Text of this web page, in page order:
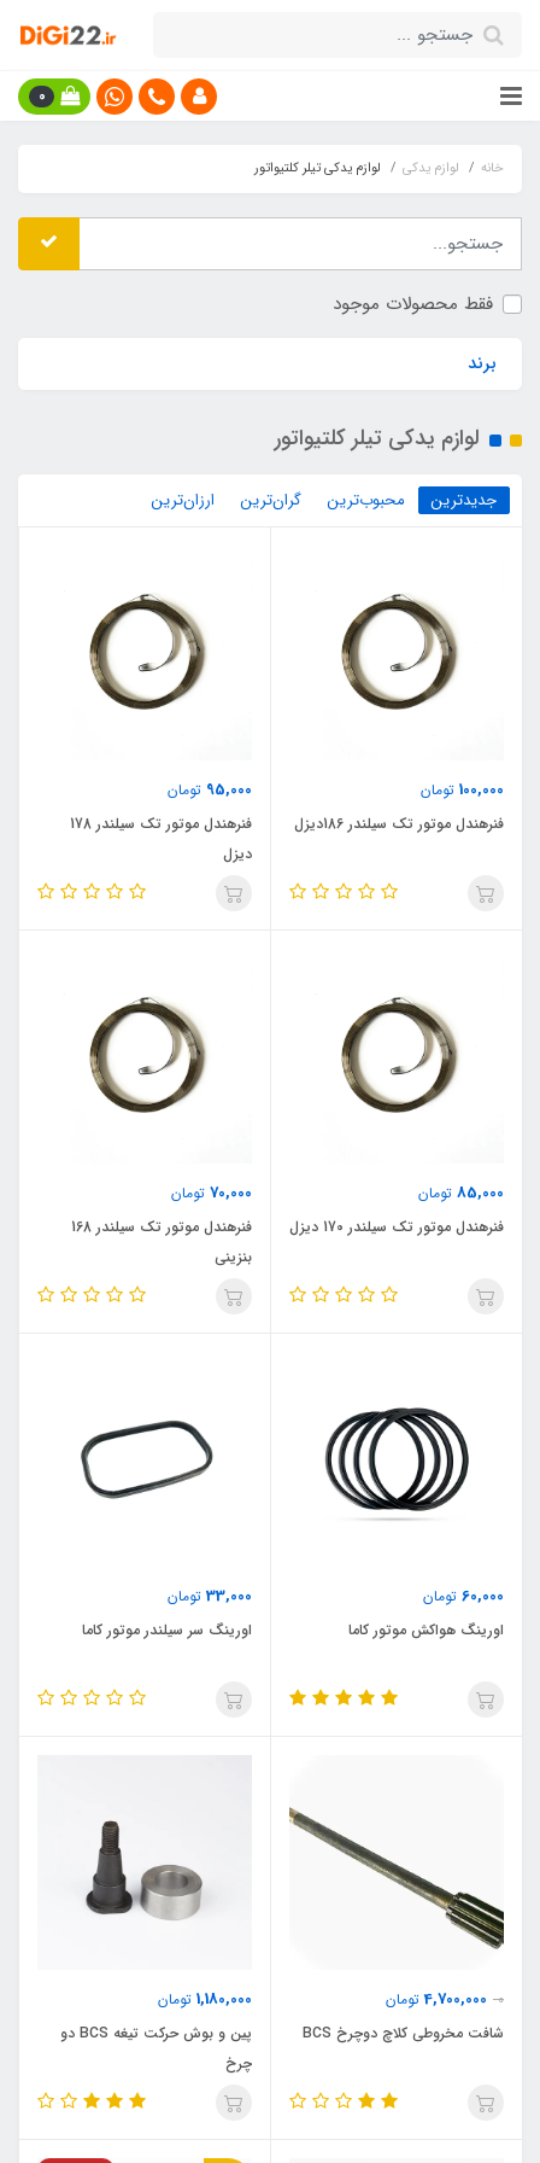
0
خانه لوازم یدکی لوازم یدکی تیلر کلتیواتور
فقط محصولات موجود
برند
لوازم یدکی تیلر کلتیواتور
جدیدترین محبوب‌ترین گران‌ترین ارزان‌ترین
100,000 تومان
فنرهندل موتور تک سیلندر 186دیزل
95,000 تومان
فنرهندل موتور تک سیلندر 178
دیزل
85,000 تومان
فنرهندل موتور تک سیلندر 170 دیزل
70,000 تومان
فنرهندل موتور تک سیلندر 168
بنزینی
60,000 تومان
اورینگ هواکش موتور کاما
33,000 تومان
اورینگ سر سیلندر موتور کاما
0
4,700,000تومان
شافت مخروطی کلاچ دوچرخ BCS
1,180,000 تومان
پین و بوش حرکت تیغه BCS دو
چرخ